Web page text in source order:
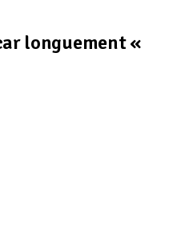
longuement «